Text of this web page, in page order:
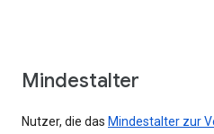
Mindestalter
Nutzer, die das Mindestalter zur